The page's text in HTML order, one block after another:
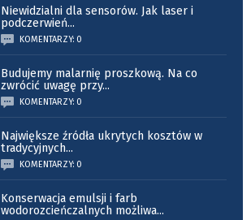
Niewidzialni dla sensorów. Jak laser i
podczerwień...
KOMENTARZY: 0
Budujemy malarnię proszkową. Na co
zwrócić uwagę przy...
KOMENTARZY: 0
Największe źródła ukrytych kosztów w
tradycyjnych...
KOMENTARZY: 0
Konserwacja emulsji i farb
wodorozcieńczalnych możliwa...